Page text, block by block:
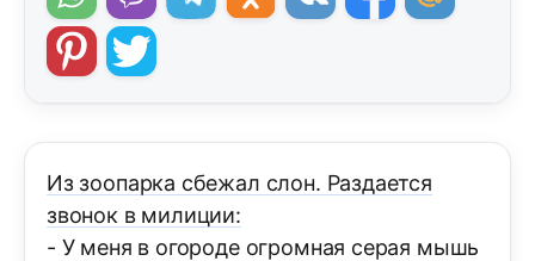
Из зоопарка сбежал слон. Раздается
звонок в милиции:
- У меня в огороде огромная серая мышь